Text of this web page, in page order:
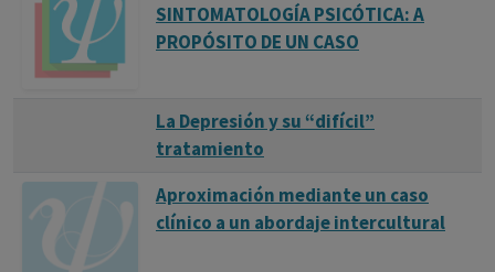
SINTOMATOLOGÍA PSICÓTICA: A
PROPÓSITO DE UN CASO
La Depresión y su “difícil”
tratamiento
Aproximación mediante un caso
clínico a un abordaje intercultural